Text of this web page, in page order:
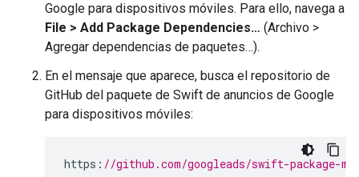
Google para dispositivos móviles. Para ello, navega a
File > Add Package Dependencies… (Archivo >
Agregar dependencias de paquetes…).
En el mensaje que aparece, busca el repositorio de
GitHub del paquete de Swift de anuncios de Google
para dispositivos móviles:
https : //github.com/googleads/swift-package-